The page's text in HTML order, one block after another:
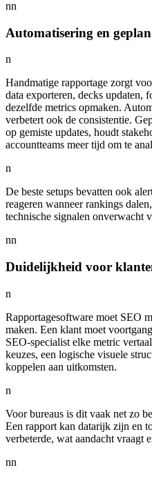
nn
Automatisering en
n
Handmatige rapportage zorgt
data exporteren, decks updaten,
dezelfde metrics opmaken.
verbetert ook de consistentie.
op gemiste updates, houdt
accountteams meer tijd om te
n
De beste setups bevatten ook
reageren wanneer rankings
technische signalen onverwacht
nn
Duidelijkheid voor
n
Rapportagesoftware moet SEO
maken. Een klant moet
SEO-specialist elke metric
keuzes, een logische visuele
koppelen aan uitkomsten.
n
Voor bureaus is dit vaak net zo
Een rapport kan datarijk zijn en
verbeterde, wat aandacht vraagt
nn